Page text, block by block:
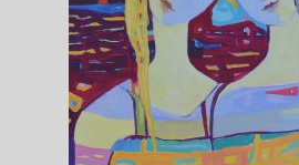
Tarot
Wabi sabi
Aukcja